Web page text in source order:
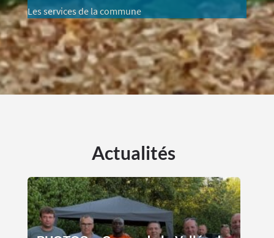
Les services de la commune
Actualités